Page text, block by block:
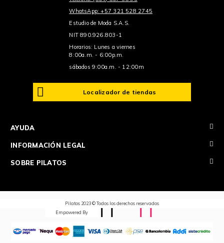
WhatsApp: +57 321 528 2745
Estudio de Moda S.A.S.
NIT 890.926.803-1
Horarios: Lunes a viernes
8:00a.m. - 6:00p.m.
sábados 9:00a.m. - 12:00m
Localizador de tiendas
AYUDA +
INFORMACIÓN LEGAL +
SOBRE PILATOS +
Pilatos 2023 © Todos los derechos reservados
Empowered By